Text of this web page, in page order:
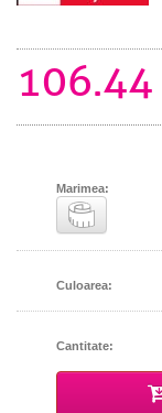
106.44
Marimea:
Culoarea:
Cantitate: